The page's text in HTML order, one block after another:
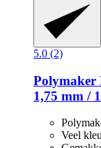
5.0 (2)
Polymaker
1,75 mm /
Veel